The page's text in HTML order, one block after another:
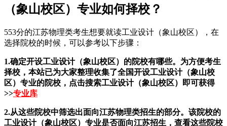
（象山校区）专业如何择校？
553分的江苏物理类考生想要就读工业设计（象山校区），在
选择院校的时候，可以参考以下步骤：
1.确定开设工业设计（象山校区）的院校有哪些。为方便考生
择校，本站已为大家整理收集了全国开设工业设计（象山校
区）专业的院校，点击搜索工业设计（象山校区）即可获得
>>专业库
2.从这些院校中筛选出面向江苏物理类招生的部分。该院校的
工业设计（象山校区）专业是否面向江苏招生，查看这些院校